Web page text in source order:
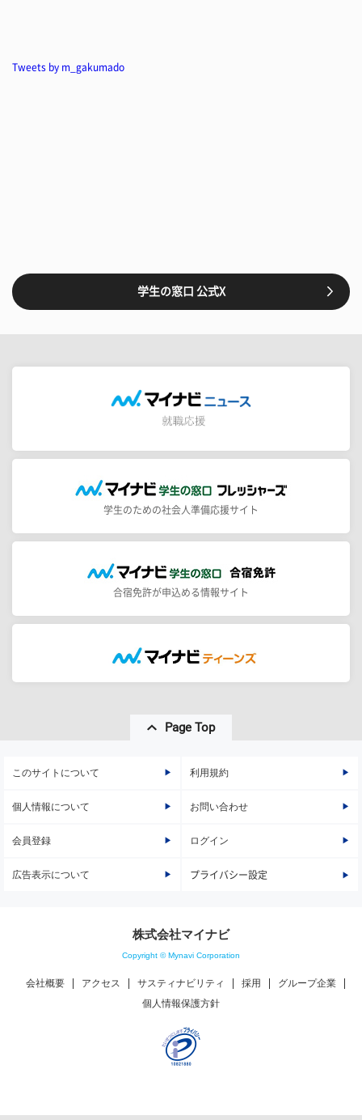
Tweets by m_gakumado
学生の窓口 公式X
学生のための社会人準備応援サイト
合宿免許が申込める情報サイト
Page Top
このサイトについて 利用規約
個人情報について お問い合わせ
会員登録 ログイン
広告表示について プライバシー設定
株式会社マイナビ
Copyright © Mynavi Corporation
会社概要 アクセス サスティナビリティ 採用
グループ企業
個人情報保護方針